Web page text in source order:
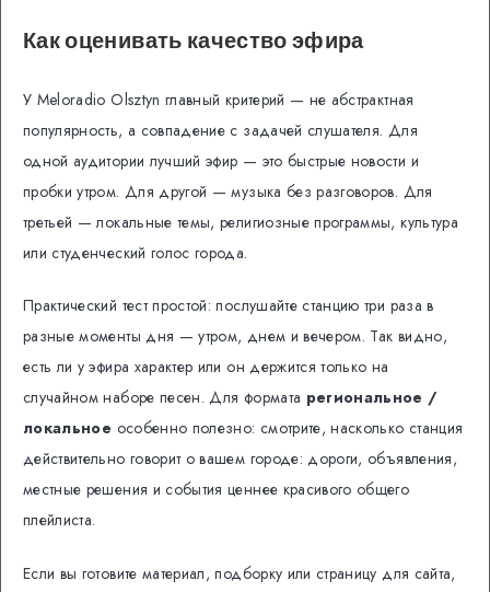
Как оценивать качество эфира
У Meloradio Olsztyn главный критерий — не абстрактная
популярность, а совпадение с задачей слушателя. Для
одной аудитории лучший эфир — это быстрые новости и
пробки утром. Для другой — музыка без разговоров. Для
третьей — локальные темы, религиозные программы, культура
или студенческий голос города.
Практический тест простой: послушайте станцию три раза в
разные моменты дня — утром, днем и вечером. Так видно,
есть ли у эфира характер или он держится только на
случайном наборе песен. Для формата региональное /
локальное особенно полезно: смотрите, насколько станция
действительно говорит о вашем городе: дороги, объявления,
местные решения и события ценнее красивого общего
плейлиста.
Если вы готовите материал, подборку или страницу для сайта,